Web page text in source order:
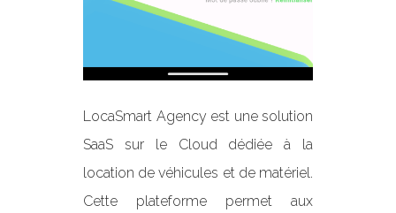
LocaSmart Agency est une solution
SaaS sur le Cloud dédiée à la
location de véhicules et de matériel.
Cette plateforme permet aux